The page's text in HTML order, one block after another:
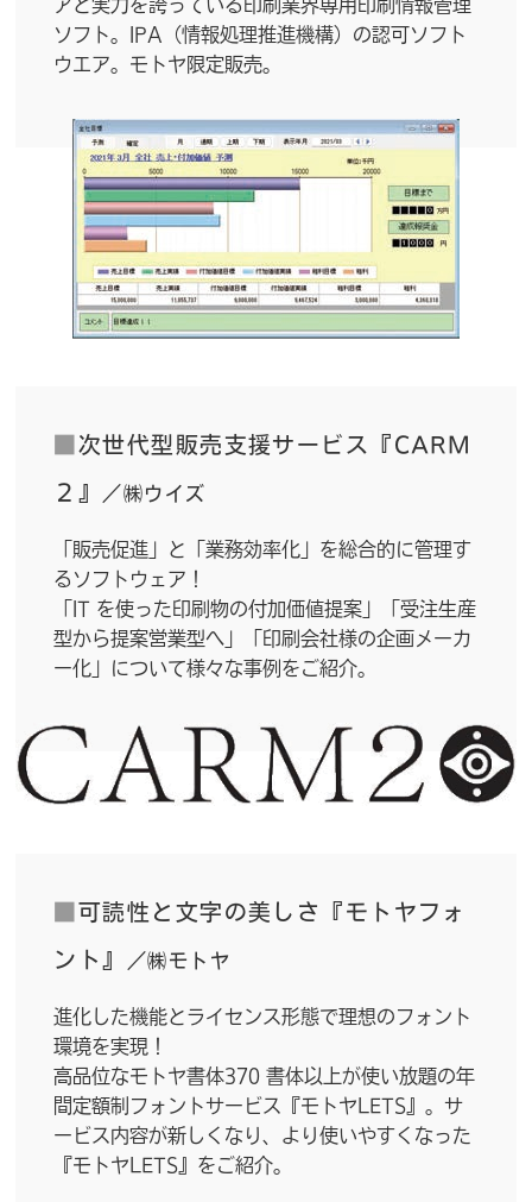
ソフト。IPA（情報処理推進機構）の認可ソフト
ウエア。モトヤ限定販売。
■次世代型販売支援サービス『CARM
２』
／㈱ウイズ
「販売促進」と「業務効率化」を総合的に管理す
るソフトウェア！
「IT を使った印刷物の付加価値提案」「受注生産
型から提案営業型へ」「印刷会社様の企画メーカ
ー化」について様々な事例をご紹介。
■可読性と文字の美しさ『モトヤフォ
ント』
／㈱モトヤ
進化した機能とライセンス形態で理想のフォント
環境を実現！
高品位なモトヤ書体370 書体以上が使い放題の年
間定額制フォントサービス『モトヤLETS』。サ
ービス内容が新しくなり、より使いやすくなった
『モトヤLETS』をご紹介。